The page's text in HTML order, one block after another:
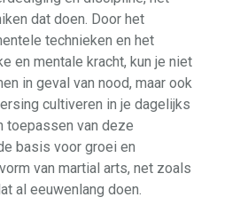
dat doen. Door het
technieken en het
en mentale kracht, kun je niet
in geval van nood, maar ook
cultiveren in je dagelijks
toepassen van deze
basis voor groei en
van martial arts, net zoals
al eeuwenlang doen.